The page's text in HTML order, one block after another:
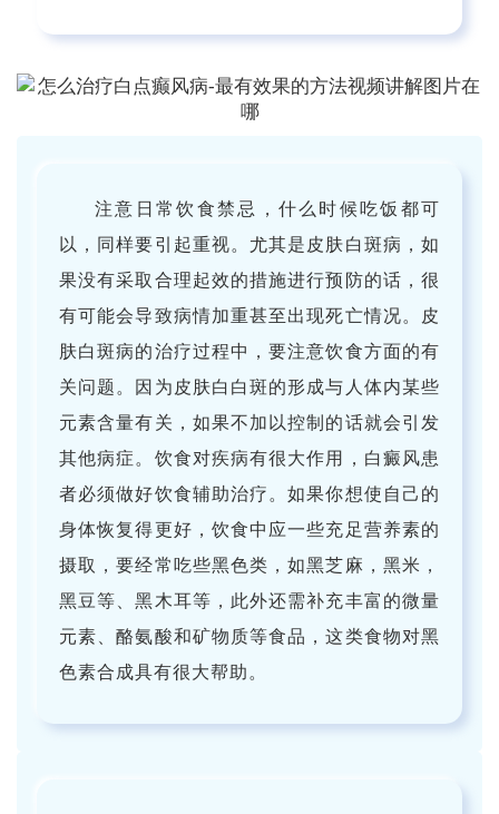
注意日常饮食禁忌，什么时候吃饭都可
以，同样要引起重视。尤其是皮肤白斑病，如
果没有采取合理起效的措施进行预防的话，很
有可能会导致病情加重甚至出现死亡情况。皮
肤白斑病的治疗过程中，要注意饮食方面的有
关问题。因为皮肤白白斑的形成与人体内某些
元素含量有关，如果不加以控制的话就会引发
其他病症。饮食对疾病有很大作用，白癜风患
者必须做好饮食辅助治疗。如果你想使自己的
身体恢复得更好，饮食中应一些充足营养素的
摄取，要经常吃些黑色类，如黑芝麻，黑米，
黑豆等、黑木耳等，此外还需补充丰富的微量
元素、酪氨酸和矿物质等食品，这类食物对黑
色素合成具有很大帮助。